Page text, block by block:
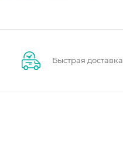
Быстрая доставка